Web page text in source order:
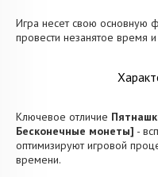
Игра несет свою основную
провести незанятое время
Ключевое отличие
Бесконечные монеты] -
оптимизируют игровой
времени.